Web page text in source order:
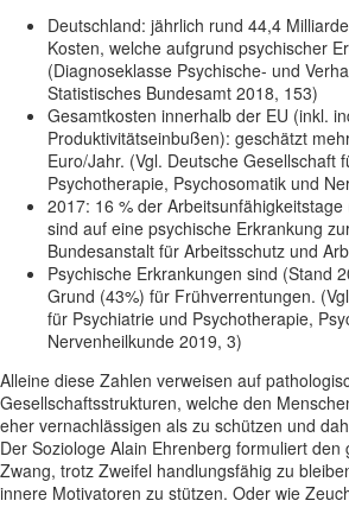
Deutschland: jährlich rund 44,4
Kosten, welche aufgrund psychischer
(Diagnoseklasse Psychische- und
Statistisches Bundesamt 2018, 153)
Gesamtkosten innerhalb der EU (inkl.
Produktivitätseinbußen): geschätzt
Euro/Jahr. (Vgl. Deutsche Gesellschaft
Psychotherapie, Psychosomatik und
2017: 16 % der
sind auf eine psychische Erkrankung
Bundesanstalt für Arbeitsschutz und
Psychische Erkrankungen sind (Stand
Grund (43%) für Frühverrentungen.
für Psychiatrie und Psychotherapie,
Nervenheilkunde 2019, 3)
Alleine diese Zahlen verweisen auf
Gesellschaftsstrukturen, welche den
eher vernachlässigen als zu schützen und
Der Soziologe Alain Ehrenberg formuliert den
Zwang, trotz Zweifel handlungsfähig zu
innere Motivatoren zu stützen. Oder wie